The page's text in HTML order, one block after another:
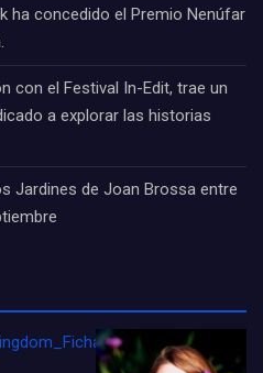
ha concedido el Premio Nenúfar
con el Festival In-Edit, trae un
a explorar las historias
Jardines de Joan Brossa entre